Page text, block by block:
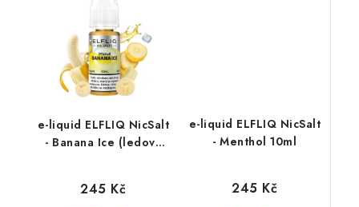
e-liquid ELFLIQ NicSalt
- Banana Ice (ledový
245 Kč
e-liquid ELFLIQ NicSalt
- Menthol 10ml
245 Kč